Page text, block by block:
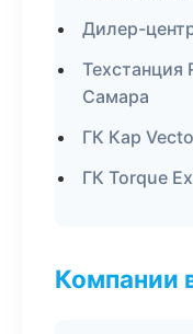
Дилер-
Техстанция
Самара
ГК Кар
ГК Torque
Компании